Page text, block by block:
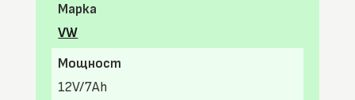
Марка
VW
Мощност
12V/7Ah